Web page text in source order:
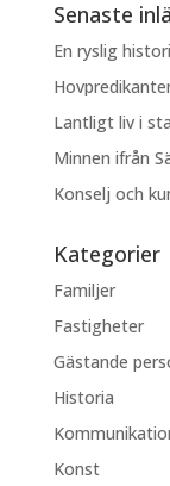
Senaste
En ryslig
Lantligt liv i
Minnen ifrån
Konselj och
Kategorier
Familjer
Fastigheter
Gästande
Historia
Konst